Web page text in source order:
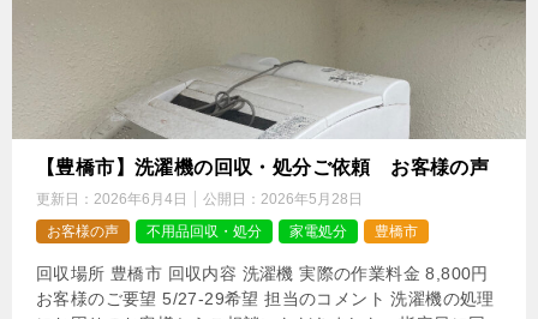
【豊橋市】洗濯機の回収・処分ご依頼 お客様の声
更新日： 2026年6月4日 公開日： 2026年5月28日
お客様の声
不用品回収・処分 家電処分 豊橋市
回収場所 豊橋市 回収内容 洗濯機 実際の作業料金 8,800円
お客様のご要望 5/27-29希望 担当のコメント 洗濯機の処理